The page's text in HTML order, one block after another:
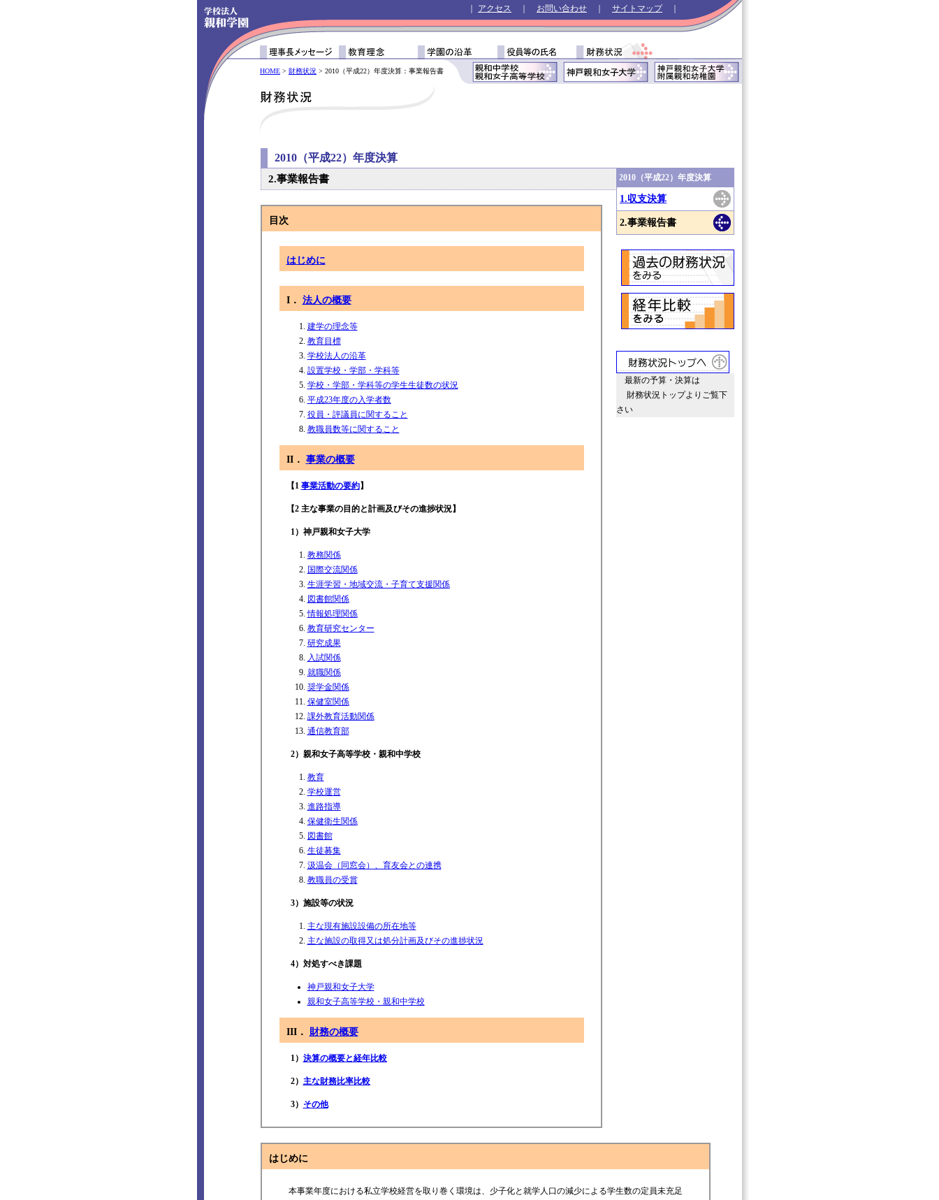
アクセス お問い合わせ サイトマップ｜
HOME > 財務状況 > 2010（平成22）年度決算：事業報告書
2010（平成22）年度決算
2.事業報告書
目次
はじめに
I． 法人の概要
建学の理念等
教育目標
学校法人の沿革
設置学校・学部・学科等
学校・学部・学科等の学生生徒数の状況
平成23年度の入学者数
役員・評議員に関すること
教職員数等に関すること
II． 事業の概要
【1 事業活動の要約】
【2 主な事業の目的と計画及びその進捗状況】
1）神戸親和女子大学
教務関係
国際交流関係
生涯学習・地域交流・子育て支援関係
図書館関係
情報処理関係
教育研究センター
研究成果
入試関係
就職関係
奨学金関係
保健室関係
課外教育活動関係
通信教育部
2）親和女子高等学校・親和中学校
教育
学校運営
進路指導
保健衛生関係
図書館
生徒募集
汲温会（同窓会）、育友会との連携
教職員の受賞
3）施設等の状況
主な現有施設設備の所在地等
主な施設の取得又は処分計画及びその進捗状況
4）対処すべき課題
神戸親和女子大学
親和女子高等学校・親和中学校
III． 財務の概要
1） 決算の概要と経年比較
2） 主な財務比率比較
3） その他
2010（平成22）年度決算
1.収支決算
2.事業報告書
最新の予算・決算は
財務状況トップよりご覧下
さい
はじめに
本事業年度における私立学校経営を取り巻く環境は、少子化と就学人口の減少による学生数の定員未充足